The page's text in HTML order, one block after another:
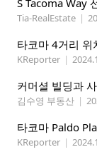
S Tacoma Way
Tia-RealEstate |
KReporter |
커머셜 빌딩과
김수영 부동산 |
타코마 Paldo
KReporter |